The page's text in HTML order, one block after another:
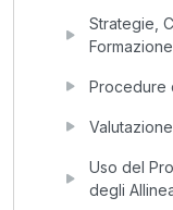
Strategie,
Procedure
Uso del
degli